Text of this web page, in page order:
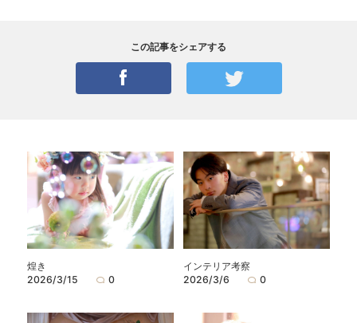
この記事をシェアする
煌き
2026/3/15
0
インテリア考察
2026/3/6
0